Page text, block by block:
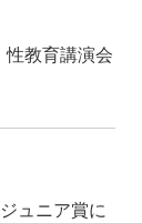
性教育講演会
ュニア賞に